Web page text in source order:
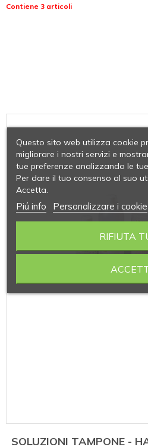
Contiene 3 articoli
SOLUZIONI TAMPONE -
Questo sito web utilizza cookie
migliorare i nostri servizi e
tue preferenze analizzando le
Per dare il tuo consenso al suo
Accetta.
Piú info Personalizzare i cookie
RIFIUTA